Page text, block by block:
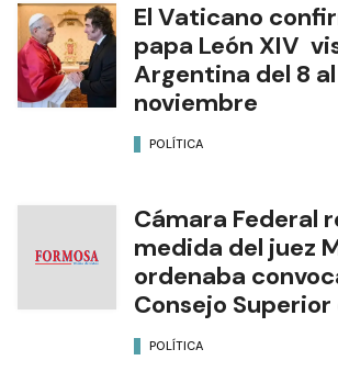
El Vaticano
papa León XIV
Argentina del 8 al
noviembre
POLÍTICA
Cámara Federal
medida del juez
ordenaba
Consejo Superior
POLÍTICA